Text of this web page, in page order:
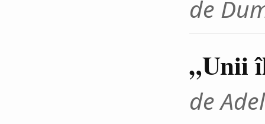
de
„Unii
de